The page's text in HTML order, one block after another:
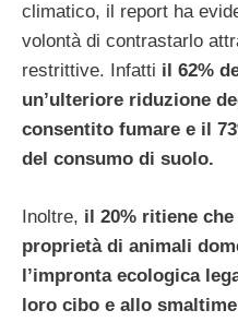
climatico, il report ha
volontà di contrastarlo
restrittive. Infatti il 62%
un’ulteriore riduzione
consentito fumare e il
del consumo di suolo.
Inoltre, il 20% ritiene
proprietà di animali
l’impronta ecologica
loro cibo e allo